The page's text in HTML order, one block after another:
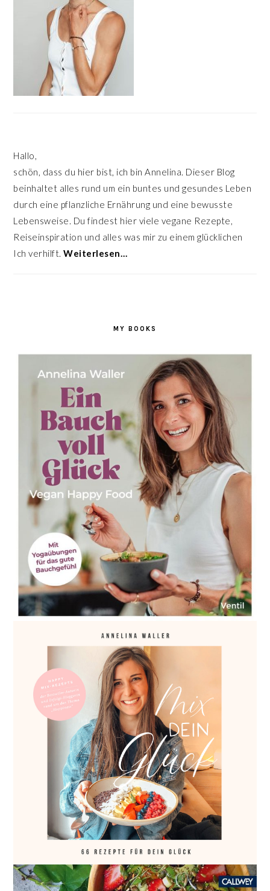
Hallo,
schön, dass du hier bist, ich bin Annelina. Dieser Blog
beinhaltet alles rund um ein buntes und gesundes Leben
durch eine pflanzliche Ernährung und eine bewusste
Lebensweise. Du findest hier viele vegane Rezepte,
Reiseinspiration und alles was mir zu einem glücklichen
Ich verhilft.Weiterlesen…
MY BOOKS